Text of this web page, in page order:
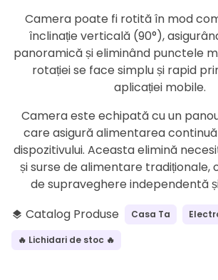
Camera poate fi rotită în mod
înclinație verticală (90°),
panoramică și eliminând punctele
rotației se face simplu și rapid
aplicației mobile.
Camera este echipată cu un
care asigură alimentarea
dispozitivului. Aceasta elimină
și surse de alimentare tradiționale,
de supraveghere independentă
layers Catalog Produse Casa Ta
🔥 Lichidari de stoc 🔥